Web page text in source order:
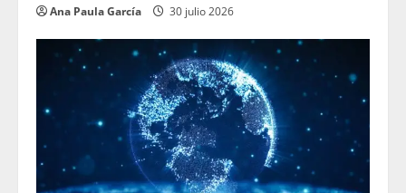
Ana Paula García 30 julio 2026